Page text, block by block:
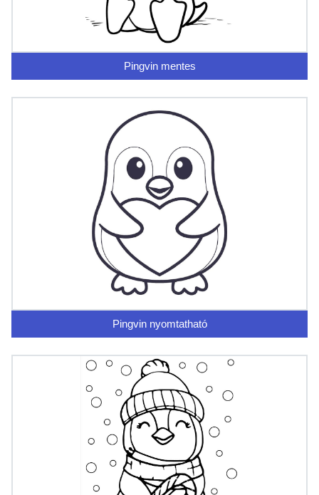
Pingvin mentes
Pingvin nyomtatható